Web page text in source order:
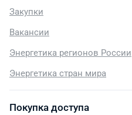
Закупки
Вакансии
Энергетика регионов России
Энергетика стран мира
Покупка доступа